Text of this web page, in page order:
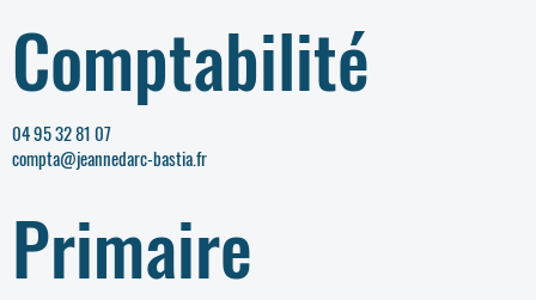
Comptabilité
04 95 32 81 07
compta@jeannedarc-bastia.fr
Primaire